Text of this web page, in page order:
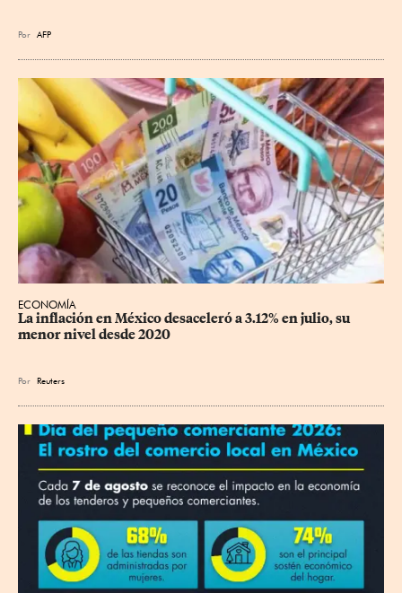
Por AFP
ECONOMÍA
La inflación en México desaceleró a 3.12% en julio, su
menor nivel desde 2020
Por Reuters